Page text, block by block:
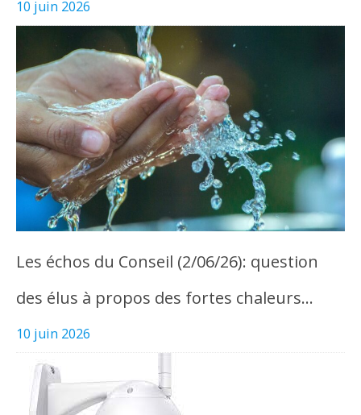
10 juin 2026
Les échos du Conseil (2/06/26): question
des élus à propos des fortes chaleurs…
10 juin 2026